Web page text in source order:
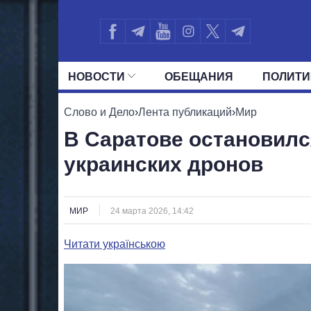
НОВОСТИ ОБЕЩАНИЯ
ВСЕ ПОЛИТИКИ ПРЕЗИДЕНТ И
Слово и Дело›Лента публикаций›Мир
В Саратове
украинских дронов
МИР 24 марта 2026, 14:42
Читати українською